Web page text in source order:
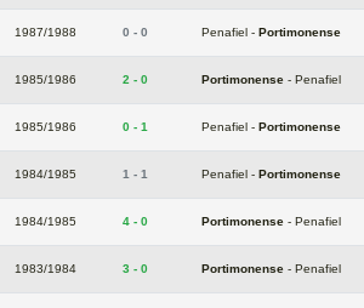
1987/1988 0 - 0 Penafiel - Portimonense
1985/1986 2 - 0 Portimonense - Penafiel
1985/1986 0 - 1 Penafiel - Portimonense
1984/1985 1 - 1 Penafiel - Portimonense
1984/1985 4 - 0 Portimonense - Penafiel
1983/1984 3 - 0 Portimonense - Penafiel